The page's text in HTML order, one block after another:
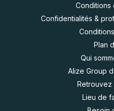
Conditions
Confidentialités &
Plan
Qui
Alize Group
Lieu de